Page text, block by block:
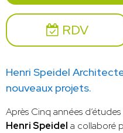
RDV
Henri Speidel
nouveaux projets.
Après Cinq années
Henri Speidel a collaboré